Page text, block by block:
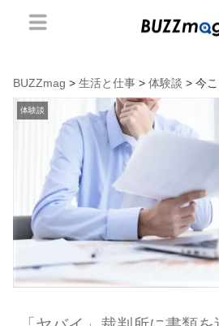
BUZZmag > 生活と仕事 > 体験談 > 今こ
体験談